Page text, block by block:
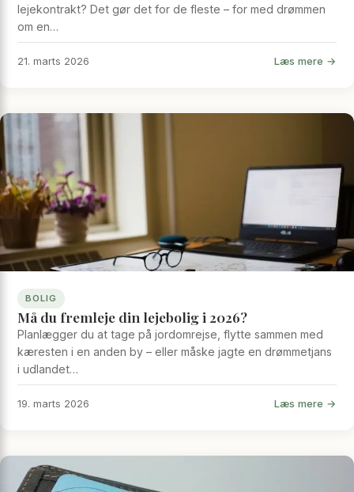
lejekontrakt? Det gør det for de fleste – for med drømmen
om en…
21. marts 2026 Læs mere →
BOLIG
Må du fremleje din lejebolig i 2026?
Planlægger du at tage på jordomrejse, flytte sammen med
kæresten i en anden by – eller måske jagte en drømmetjans
i udlandet…
19. marts 2026 Læs mere →